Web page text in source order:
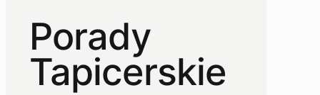
Porady
Tapicerskie